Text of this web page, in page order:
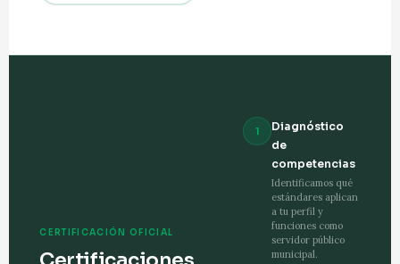
CERTIFICACIÓN OFICIAL
1
Diagnóstico
de
competencias
Identificamos qué
estándares aplican
a tu perfil y
funciones como
servidor público
municipal.